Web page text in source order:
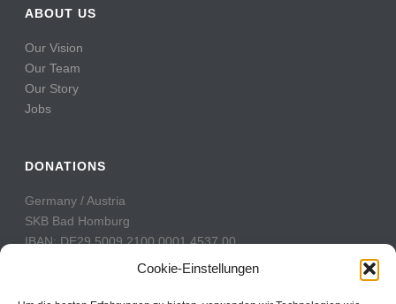
Cookie-Einstellungen
ABOUT US
Our Vision
Our Team
Our Story
Jobs
DONATIONS
Germany / Austria
SKB Bad Homburg
IBAN: DE29 5009 2100 0001 4537 00
BIC: GENODE51BH2
Switzerland